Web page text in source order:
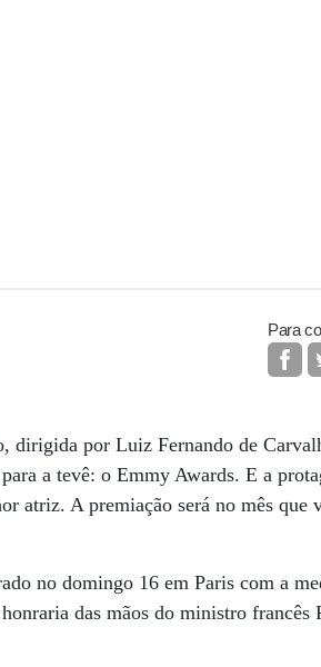
Para
dirigida por Luiz Fernando de
a tevê: o Emmy Awards. E a
atriz. A premiação será no mês que
no domingo 16 em Paris com a
das mãos do ministro francês